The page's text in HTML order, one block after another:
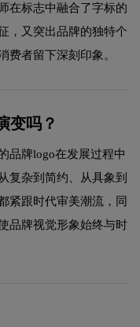
在标志中融合了字标的
，又突出品牌的独特个
费者留下深刻印象。
变吗？
品牌logo在发展过程中
复杂到简约、从具象到
紧跟时代审美潮流，同
品牌视觉形象始终与时